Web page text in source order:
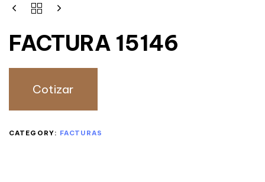
FACTURA 15146
Cotizar
CATEGORY: FACTURAS